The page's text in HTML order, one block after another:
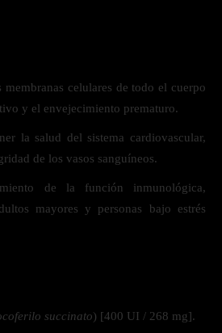
membranas celulares de todo el cuerpo
y el envejecimiento prematuro.
la salud del sistema cardiovascular,
de los vasos sanguíneos.
de la función inmunológica,
mayores y personas bajo estrés
succinato) [400 UI / 268 mg].